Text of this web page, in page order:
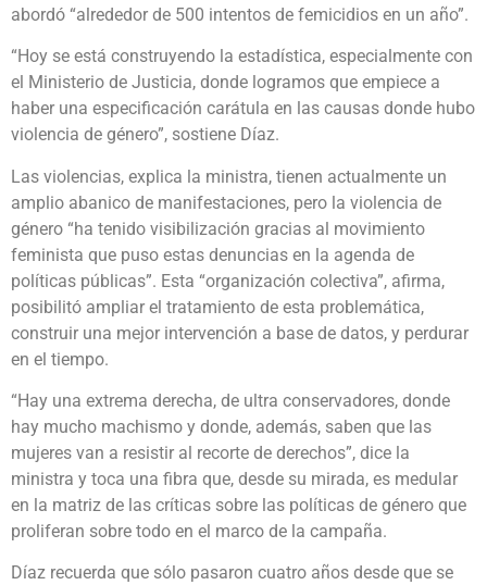
abordó “alrededor de 500 intentos de femicidios en un año”.
“Hoy se está construyendo la estadística, especialmente con
el Ministerio de Justicia, donde logramos que empiece a
haber una especificación carátula en las causas donde hubo
violencia de género”, sostiene Díaz.
Las violencias, explica la ministra, tienen actualmente un
amplio abanico de manifestaciones, pero la violencia de
género “ha tenido visibilización gracias al movimiento
feminista que puso estas denuncias en la agenda de
políticas públicas”. Esta “organización colectiva”, afirma,
posibilitó ampliar el tratamiento de esta problemática,
construir una mejor intervención a base de datos, y perdurar
en el tiempo.
“Hay una extrema derecha, de ultra conservadores, donde
hay mucho machismo y donde, además, saben que las
mujeres van a resistir al recorte de derechos”, dice la
ministra y toca una fibra que, desde su mirada, es medular
en la matriz de las críticas sobre las políticas de género que
proliferan sobre todo en el marco de la campaña.
Díaz recuerda que sólo pasaron cuatro años desde que se